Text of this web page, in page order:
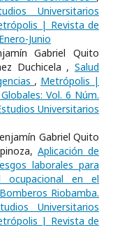
Universitarios
| Revista de
Junio
Gabriel Quito
Duchicela , Salud
, Metrópolis |
Vol. 6 Núm.
Universitarios
Gabriel Quito
Aplicación de
laborales para
ocupacional en el
Riobamba.
Universitarios
| Revista de